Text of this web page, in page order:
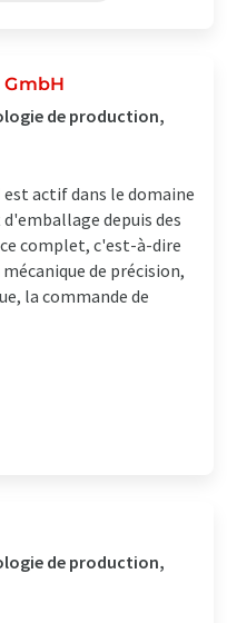
de production,
actif dans le domaine
depuis des
complet, c'est-à-dire
de précision,
la commande de
de production,